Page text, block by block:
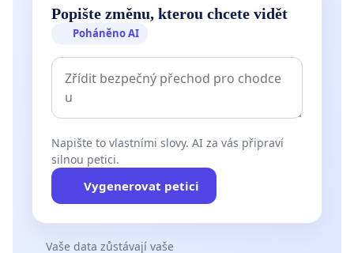
Popište změnu, kterou chcete vidět
Poháněno AI
Napište to vlastními slovy. AI za vás připraví
silnou petici.
Vygenerovat petici
Vaše data zůstávají vaše